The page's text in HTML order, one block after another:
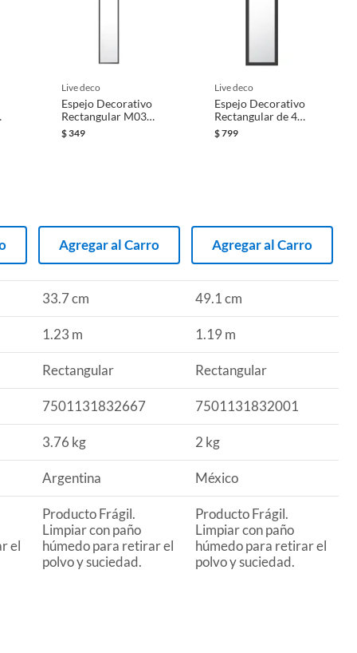
live deco
Espejo Decorativo
Rectangular M039
de 33 x 123 cm
Negro
$349
Agregar al Carro
live deco
Espejo Decorativo
Rectangular de 49
x 119 cm Negro
$799
Agregar al Carro
33.7 cm 49.1 cm
1.23 m 1.19 m
Rectangular Rectangular
7501131832667 7501131832001
3.76 kg 2 kg
Argentina México
el
Producto Frágil.
Limpiar con paño
húmedo para retirar el
polvo y suciedad.
Producto Frágil.
Limpiar con paño
húmedo para retirar el
polvo y suciedad.